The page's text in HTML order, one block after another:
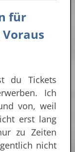
für
du Tickets
Ich
von, weil
erst lang
zu Zeiten
nicht